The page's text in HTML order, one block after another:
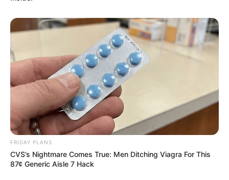
FRIDAY PLANS
CVS’s Nightmare Comes True: Men Ditching Viagra For This
87¢ Generic Aisle 7 Hack